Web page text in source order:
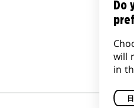
Do
will
in